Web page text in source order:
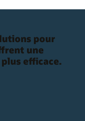
pour
une
efficace.